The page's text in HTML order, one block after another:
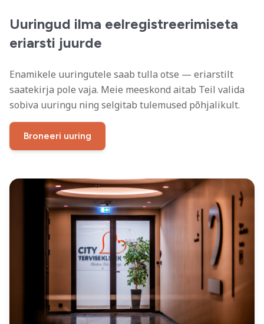
Uuringud ilma eelregistreerimiseta
eriarsti juurde
Enamikele uuringutele saab tulla otse — eriarstilt
saatekirja pole vaja. Meie meeskond aitab Teil valida
sobiva uuringu ning selgitab tulemused põhjalikult.
Broneeri uuring